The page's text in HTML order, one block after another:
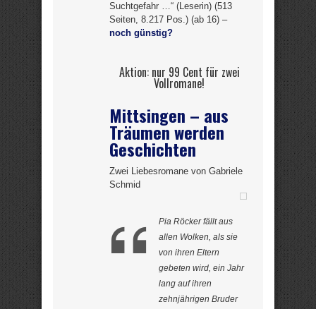
Suchtgefahr …“ (Leserin) (513
Seiten, 8.217 Pos.) (ab 16) –
noch günstig?
Aktion: nur 99 Cent für zwei
Vollromane!
Mittsingen – aus
Träumen werden
Geschichten
Zwei Liebesromane von Gabriele
Schmid
Pia Röcker fällt aus
allen Wolken, als sie
von ihren Eltern
gebeten wird, ein Jahr
lang auf ihren
zehnjährigen Bruder